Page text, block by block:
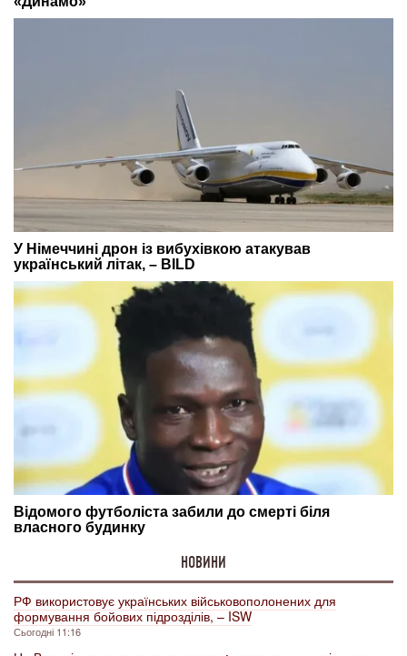
НОВИНИ
РФ використовує українських військовополонених для
формування бойових підрозділів, – ISW
Сьогодні 11:16